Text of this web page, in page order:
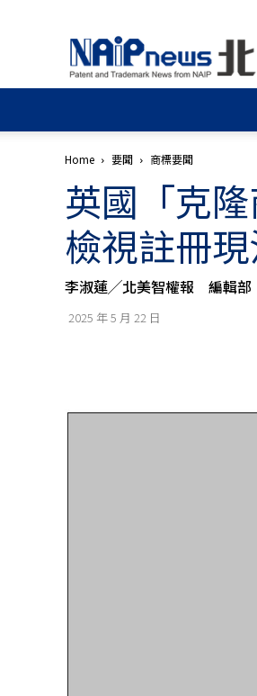
北
美
智
權
│
申
請
│
商
標
申
請
│
Home 要聞 商標要聞
英國「克
檢視註冊
李淑蓮╱北美智權報 編輯部
2025 年 5 月 22 日